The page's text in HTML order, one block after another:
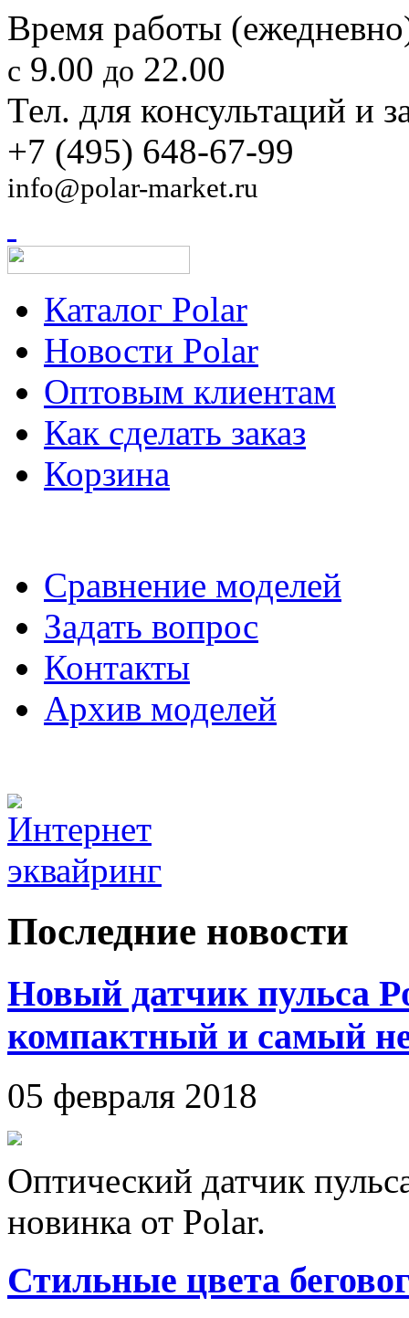
Время работы
с 9.00 до 22.00
Тел. для консультаций и
+7 (495) 648-67-99
info@polar-market.ru
Каталог Polar
Новости Polar
Оптовым клиентам
Как сделать заказ
Корзина
Сравнение моделей
Задать вопрос
Контакты
Архив моделей
Последние новости
Новый датчик пульса
компактный и самый
05 февраля 2018
Оптический датчик
новинка от Polar.
Стильные цвета